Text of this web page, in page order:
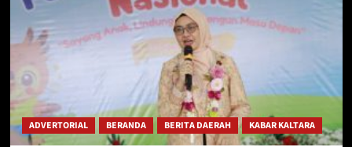
ADVERTORIAL BERANDA BERITA DAERAH KABAR KALTARA